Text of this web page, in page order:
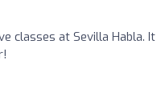
classes at Sevilla Habla.